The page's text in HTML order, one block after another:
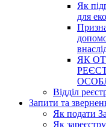
Як
для
ЯК
Відділ
Запити та
Як подати
Як